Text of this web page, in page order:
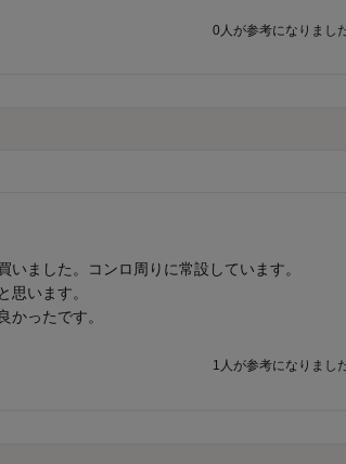
0 人が参考になりまし
ました。コンロ周りに常設しています。
思います。
ったです。
1 人が参考になりまし